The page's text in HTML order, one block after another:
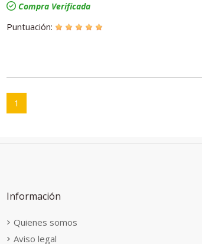
Compra Verificada
Puntuación:
1
Información
Quienes somos
Aviso legal